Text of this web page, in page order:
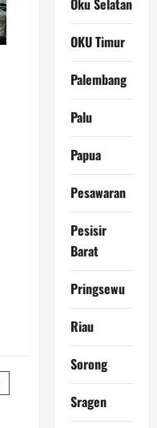
Oku Selatan
OKU Timur
Palembang
Palu
Papua
Pesawaran
Pesisir
Barat
Pringsewu
Riau
Sorong
Sragen